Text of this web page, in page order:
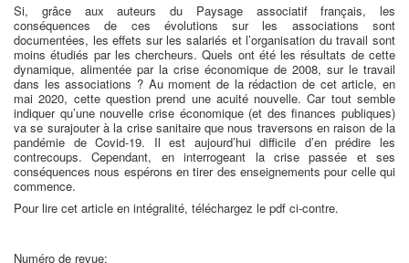
Si, grâce aux auteurs du Paysage associatif français, les
conséquences de ces évolutions sur les associations sont
documentées, les effets sur les salariés et l’organisation du travail sont
moins étudiés par les chercheurs. Quels ont été les résultats de cette
dynamique, alimentée par la crise économique de 2008, sur le travail
dans les associations ? Au moment de la rédaction de cet article, en
mai 2020, cette question prend une acuité nouvelle. Car tout semble
indiquer qu’une nouvelle crise économique (et des finances publiques)
va se surajouter à la crise sanitaire que nous traversons en raison de la
pandémie de Covid-19. Il est aujourd’hui difficile d’en prédire les
contrecoups. Cependant, en interrogeant la crise passée et ses
conséquences nous espérons en tirer des enseignements pour celle qui
commence.
Pour lire cet article en intégralité, téléchargez le pdf ci-contre.
Numéro de revue: